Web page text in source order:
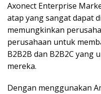
Axonect Enterprise
atap yang sangat dapat
memungkinkan
perusahaan untuk
B2B2B dan B2B2C yang
mereka.
Dengan menggunakan